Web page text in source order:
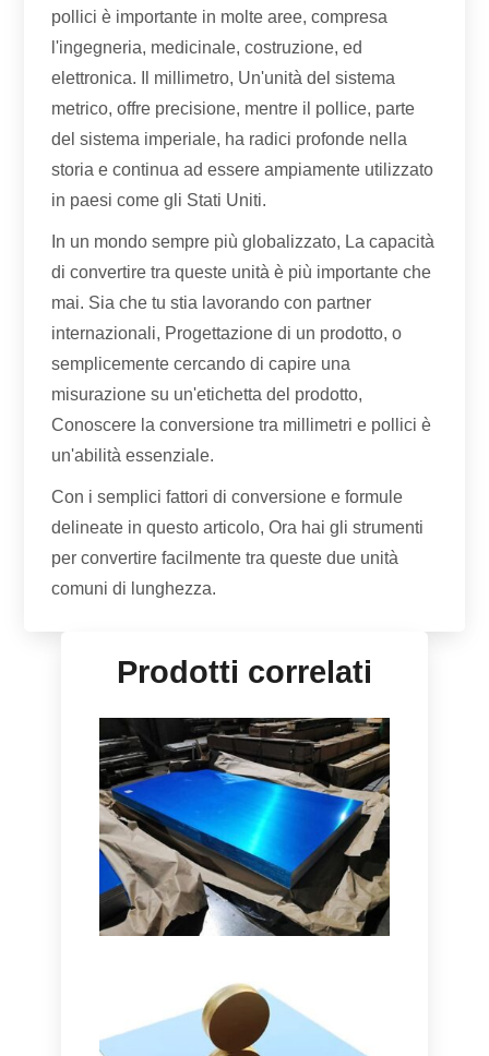
pollici è importante in molte aree, compresa
l'ingegneria, medicinale, costruzione, ed
elettronica. Il millimetro, Un'unità del sistema
metrico, offre precisione, mentre il pollice, parte
del sistema imperiale, ha radici profonde nella
storia e continua ad essere ampiamente utilizzato
in paesi come gli Stati Uniti.
In un mondo sempre più globalizzato, La capacità
di convertire tra queste unità è più importante che
mai. Sia che tu stia lavorando con partner
internazionali, Progettazione di un prodotto, o
semplicemente cercando di capire una
misurazione su un'etichetta del prodotto,
Conoscere la conversione tra millimetri e pollici è
un'abilità essenziale.
Con i semplici fattori di conversione e formule
delineate in questo articolo, Ora hai gli strumenti
per convertire facilmente tra queste due unità
comuni di lunghezza.
Prodotti correlati
Grado Marino 5086
Piastra In Alluminio H116